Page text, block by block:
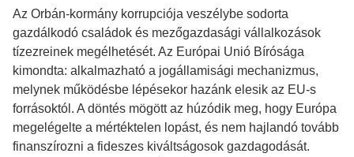
Az Orbán-kormány korrupciója veszélybe sodorta
gazdálkodó családok és mezőgazdasági vállalkozások
tízezreinek megélhetését. Az Európai Unió Bírósága
kimondta: alkalmazható a jogállamisági mechanizmus,
melynek működésbe lépésekor hazánk elesik az EU-s
forrásoktól. A döntés mögött az húzódik meg, hogy Európa
megelégelte a mértéktelen lopást, és nem hajlandó tovább
finanszírozni a fideszes kiváltságosok gazdagodását.